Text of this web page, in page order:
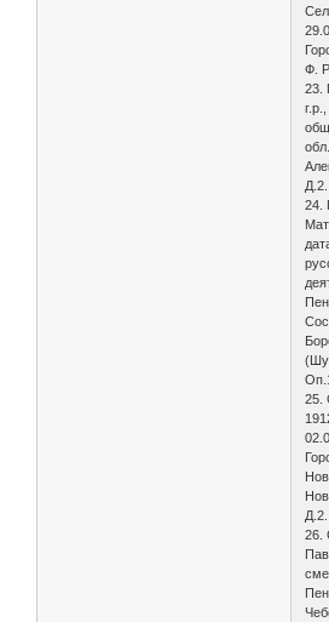
Ф.
23.
24.
25.
26.